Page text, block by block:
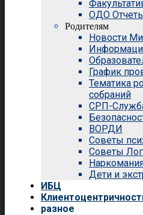
ОДО
Родителям
Новости
График
Тематика
собраний
СРП-
ВОРДИ
Советы
Советы
Дети и
ИБЦ
разное